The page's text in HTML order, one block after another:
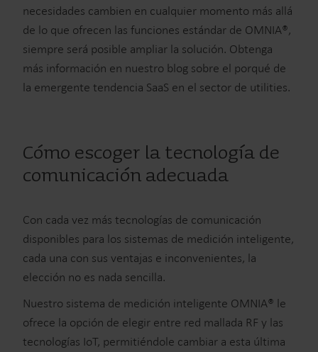
necesidades cambien en cualquier momento más allá
de lo que ofrecen las funciones estándar de OMNIA®,
siempre será posible ampliar la solución. Obtenga
más información en nuestro blog sobre el porqué de
la emergente tendencia SaaS en el sector de utilities.
Cómo escoger la tecnología de
comunicación adecuada
Con cada vez más tecnologías de comunicación
disponibles para los sistemas de medición inteligente,
cada una con sus ventajas e inconvenientes, la
elección no es nada sencilla.
Nuestro sistema de medición inteligente OMNIA® le
ofrece la opción de elegir entre red mallada RF y las
tecnologías IoT, permitiéndole cambiar a esta última